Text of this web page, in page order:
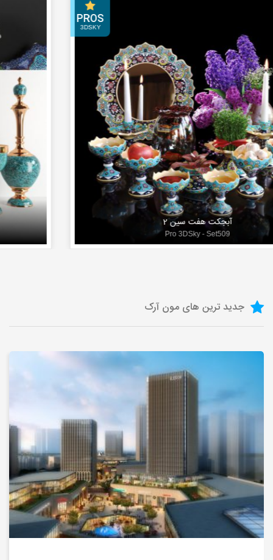
آبجکت هفت سین 2
Pro 3DSky - Set509
جدید ترین های مون آرک